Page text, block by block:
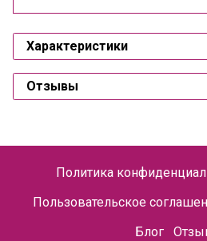
Характеристики
Отзывы
Политика
Пользовательское
Блог